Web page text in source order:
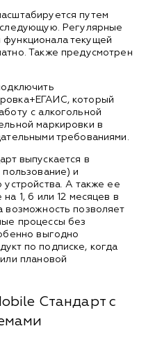
путем
Регулярные
текущей
Также предусмотрен
который
с алкогольной
маркировки в
требованиями.
выпускается в
и
устройства. А также ее
1, 6 или 12 месяцев в
возможность позволяет
процессы без
выгодно
по подписке, когда
плановой
Стандарт с